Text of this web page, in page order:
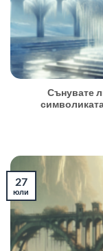
Сънувате
27
юли